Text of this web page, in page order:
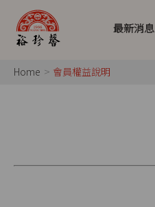
最新消息
Home 會員權益說明